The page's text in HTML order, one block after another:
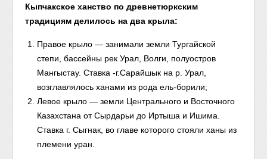
Кыпчакское ханство по древнетюркским
традициям делилось на два крыла:
Правое крыло — занимали земли Тургайской
степи, бассейны рек Урал, Волги, полуостров
Мангыстау. Ставка -г.Сарайшык на р. Урал,
возглавлялось ханами из рода ель-борили;
Левое крыло — земли Центрального и Восточного
Казахстана от Сырдарьи до Иртыша и Ишима.
Ставка г. Сыгнак, во главе которого стояли ханы из
племени уран.